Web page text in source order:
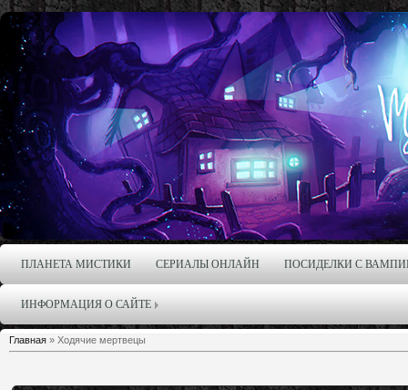
ПЛАНЕТА МИСТИКИ СЕРИАЛЫ ОНЛАЙН ПОСИДЕЛКИ С
ИНФОРМАЦИЯ О САЙТЕ
Главная » Ходячие мертвецы